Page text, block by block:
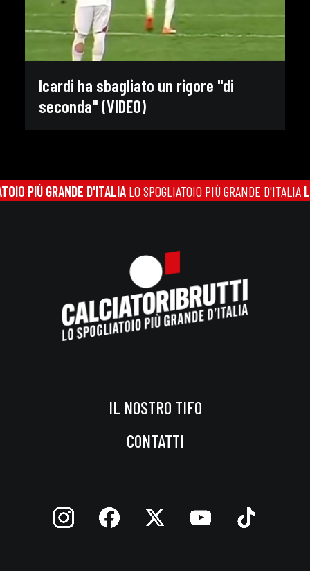
Icardi ha sbagliato un rigore "di
seconda" (VIDEO)
PIÙ GRANDE D'ITALIALO SPOGLIATOIO PIÙ GRANDE D'ITALIALO
IL NOSTRO TIFO
CONTATTI